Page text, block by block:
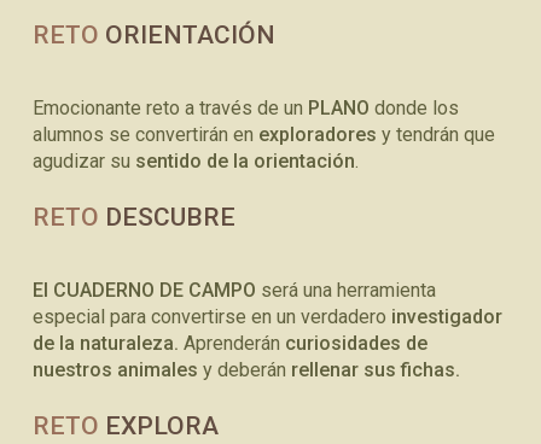
RETO ORIENTACIÓN
Emocionante reto a través de un PLANO donde los
alumnos se convertirán en exploradoresy tendrán que
agudizar su sentido de la orientación.
RETO DESCUBRE
El CUADERNO DE CAMPO será una herramienta
especial para convertirse en un verdadero investigador
de la naturaleza.Aprenderán curiosidades de
nuestros animales y deberán rellenar sus fichas.
RETO EXPLORA